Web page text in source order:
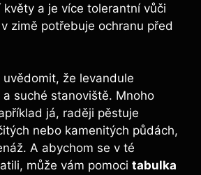
květy a je více tolerantní vůči
zimě potřebuje ochranu před
že levandule
suché stanoviště. Mnoho
já, raději pěstuje
nebo kamenitých půdách,
A abychom se v té
může vám pomoci tabulka